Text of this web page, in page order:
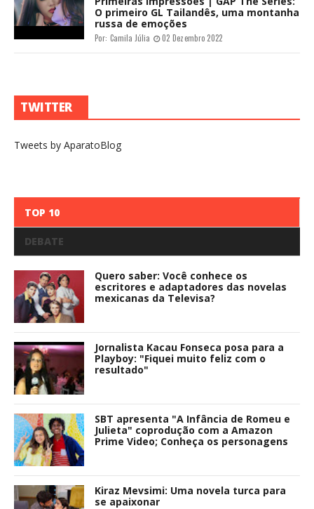
O primeiro GL Tailandês, uma montanha
russa de emoções
Por: Camila Júlia 02 Dezembro 2022
TWITTER
Tweets by AparatoBlog
TOP 10
DEBATE
Quero saber: Você conhece os
escritores e adaptadores das novelas
mexicanas da Televisa?
Jornalista Kacau Fonseca posa para a
Playboy: "Fiquei muito feliz com o
resultado"
SBT apresenta "A Infância de Romeu e
Julieta" coprodução com a Amazon
Prime Video; Conheça os personagens
Kiraz Mevsimi: Uma novela turca para
se apaixonar